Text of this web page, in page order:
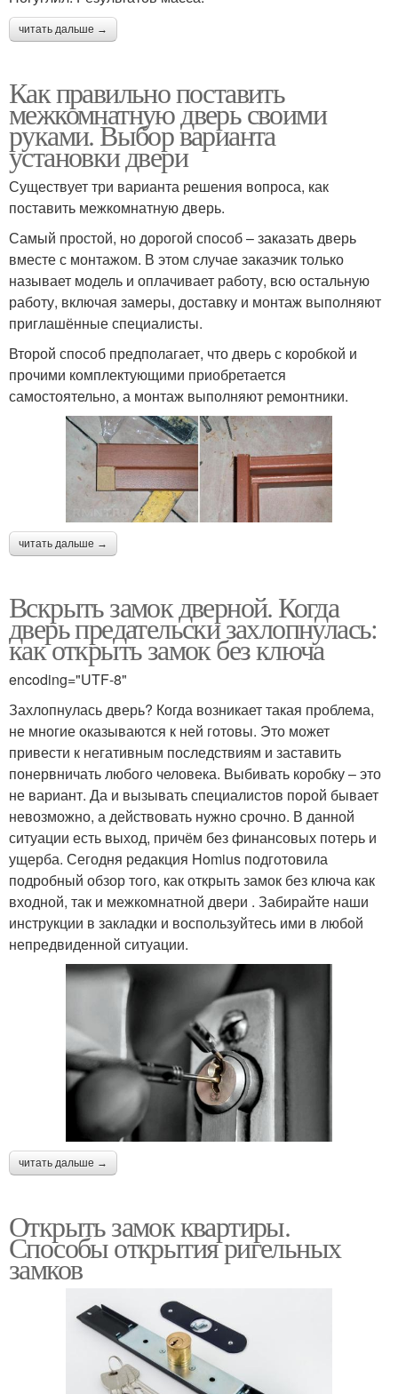
читать дальше →
Как правильно поставить
межкомнатную дверь своими
руками. Выбор варианта
установки двери
Существует три варианта решения вопроса, как
поставить межкомнатную дверь.
Самый простой, но дорогой способ – заказать дверь
вместе с монтажом. В этом случае заказчик только
называет модель и оплачивает работу, всю остальную
работу, включая замеры, доставку и монтаж выполняют
приглашённые специалисты.
Второй способ предполагает, что дверь с коробкой и
прочими комплектующими приобретается
самостоятельно, а монтаж выполняют ремонтники.
читать дальше →
Вскрыть замок дверной. Когда
дверь предательски захлопнулась:
как открыть замок без ключа
encoding="UTF-8"
Захлопнулась дверь? Когда возникает такая проблема,
не многие оказываются к ней готовы. Это может
привести к негативным последствиям и заставить
понервничать любого человека. Выбивать коробку – это
не вариант. Да и вызывать специалистов порой бывает
невозможно, а действовать нужно срочно. В данной
ситуации есть выход, причём без финансовых потерь и
ущерба. Сегодня редакция Homius подготовила
подробный обзор того, как открыть замок без ключа как
входной, так и межкомнатной двери . Забирайте наши
инструкции в закладки и воспользуйтесь ими в любой
непредвиденной ситуации.
читать дальше →
Открыть замок квартиры.
Способы открытия ригельных
замков